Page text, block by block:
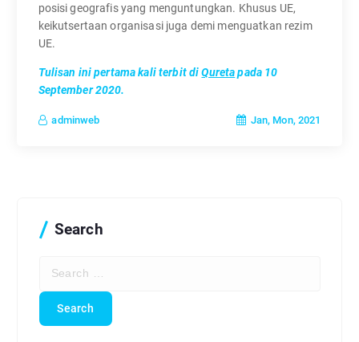
posisi geografis yang menguntungkan. Khusus UE,
keikutsertaan organisasi juga demi menguatkan rezim
UE.
Tulisan ini pertama kali terbit diQuretapada 10
September 2020.
adminweb Jan, Mon, 2021
Search
a